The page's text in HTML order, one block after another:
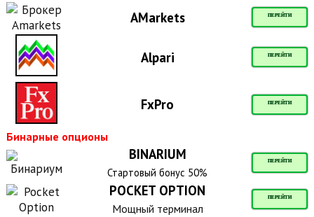
AMarkets ПЕРЕЙТИ
Alpari ПЕРЕЙТИ
FxPro ПЕРЕЙТИ
Бинарные опционы
BINARIUM ПЕРЕЙТИ
Стартовый бонус 50%
POCKET OPTION ПЕРЕЙТИ
Мощный терминал